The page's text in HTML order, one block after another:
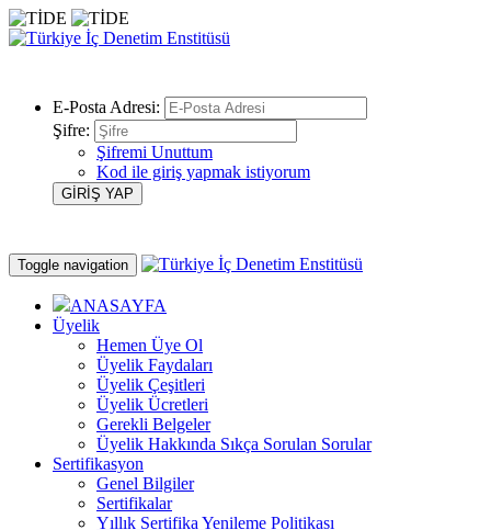
E-Posta Adresi:
Şifre:
Şifremi Unuttum
Kod ile giriş yapmak istiyorum
Toggle navigation
ANASAYFA
Üyelik
Hemen Üye Ol
Üyelik Faydaları
Üyelik Çeşitleri
Üyelik Ücretleri
Gerekli Belgeler
Üyelik Hakkında Sıkça Sorulan Sorular
Sertifikasyon
Genel Bilgiler
Sertifikalar
Yıllık Sertifika Yenileme Politikası